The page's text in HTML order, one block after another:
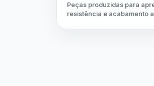
Peças produzidas para
resistência e acabamento